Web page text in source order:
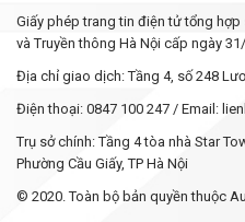
Giấy phép trang tin điện tử tổng
và Truyền thông Hà Nội cấp ngày
Địa chỉ giao dịch: Tầng 4, số 248
Điện thoại: 0847 100 247 / Email:
Trụ sở chính: Tầng 4 tòa nhà Star
Phường Cầu Giấy, TP Hà Nội
© 2020. Toàn bộ bản quyền thuộc